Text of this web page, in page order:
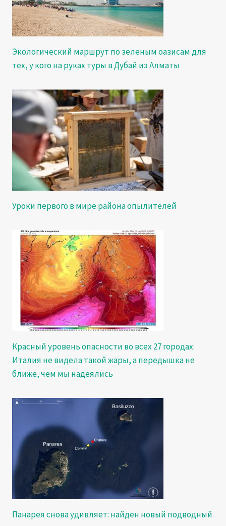
Экологический маршрут по зеленым оазисам для
тех, у кого на руках туры в Дубай из Алматы
Уроки первого в мире района опылителей
Красный уровень опасности во всех 27 городах:
Италия не видела такой жары, а передышка не
ближе, чем мы надеялись
Панарея снова удивляет: найден новый подводный